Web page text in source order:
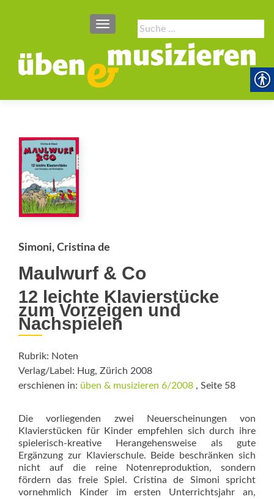
Suche
nach:
SCHALTE NAVIGATION
Simoni, Cristina de
Maulwurf & Co
12 leichte Klavierstücke
zum Vorzeigen und
Nachspielen
Rubrik: Noten
Verlag/Label: Hug, Zürich 2008
erschienen in: üben & musizieren 6/2008 , Seite 58
Die vorliegenden zwei Neuerscheinungen von
Klavierstücken für Kinder empfehlen sich durch ihre
spielerisch-kreative Herangehensweise als gute
Ergänzung zur Klavierschule. Beide beschränken sich
nicht auf die reine Notenreproduktion, sondern
fördern das freie Spiel. Cristina de Simoni spricht
vornehmlich Kinder im ersten Unterrichtsjahr an,